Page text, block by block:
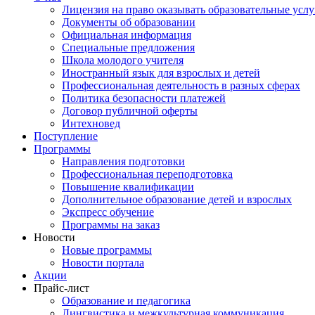
Лицензия на право оказывать образовательные
Документы об образовании
Официальная информация
Специальные предложения
Школа молодого учителя
Иностранный язык для взрослых и детей
Профессиональная деятельность в разных сферах
Политика безопасности платежей
Договор публичной оферты
Интехновед
Поступление
Программы
Направления подготовки
Профессиональная переподготовка
Повышение квалификации
Дополнительное образование детей и взрослых
Экспресс обучение
Программы на заказ
Новости
Новые программы
Новости портала
Акции
Прайс-лист
Образование и педагогика